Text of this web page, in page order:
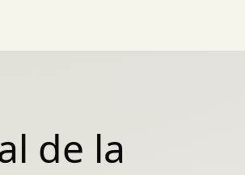
de la